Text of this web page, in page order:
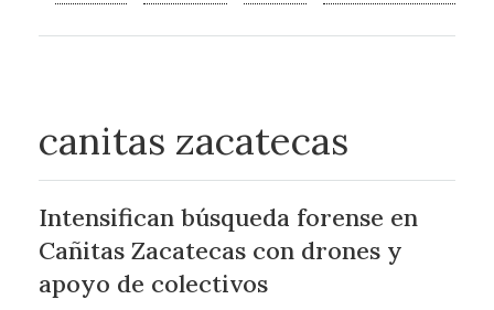
canitas zacatecas
Intensifican búsqueda forense en
Cañitas Zacatecas con drones y
apoyo de colectivos